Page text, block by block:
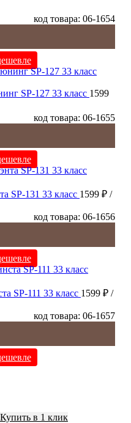
код товара: 06-1654
SP-127 33 класс 1599
код товара: 06-1655
SP-131 33 класс 1599 ₽ /
код товара: 06-1656
SP-111 33 класс 1599 ₽ /
код товара: 06-1657
Купить в 1 клик